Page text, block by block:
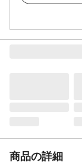
商品の詳細